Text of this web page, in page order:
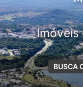
Imóveis
BUSCA